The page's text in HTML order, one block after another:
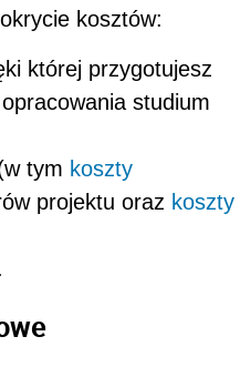
kosztów:
której przygotujesz
studium
tym koszty
projektu oraz koszty